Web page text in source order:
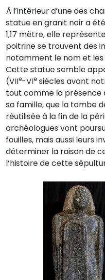
À l’intérieur d’une des
statue en granit noir a
1,17 mètre, elle
poitrine se trouvent des
notamment le nom et
Cette statue semble
(VIIe-VIe siècles avant
tout comme la présence
sa famille, que la tombe
réutilisée à la fin de la
archéologues vont
fouilles, mais aussi leurs
déterminer la raison de
l’histoire de cette